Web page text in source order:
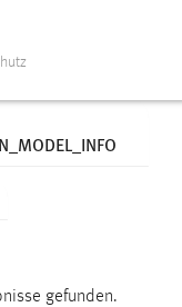
gefunden.
Funktion der